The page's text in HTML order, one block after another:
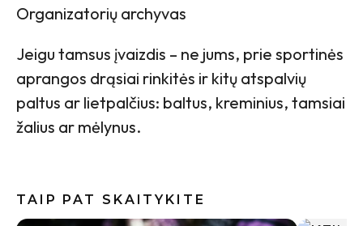
Organizatorių archyvas
Jeigu tamsus įvaizdis – ne jums, prie sportinės
aprangos drąsiai rinkitės ir kitų atspalvių
paltus ar lietpalčius: baltus, kreminius, tamsiai
žalius ar mėlynus.
TAIP PAT SKAITYKITE